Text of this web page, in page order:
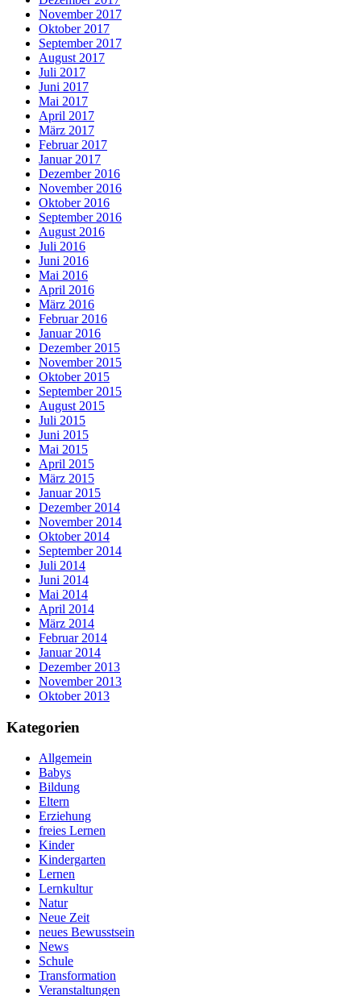
November 2017
Oktober 2017
September 2017
August 2017
Juli 2017
Juni 2017
Mai 2017
April 2017
März 2017
Februar 2017
Januar 2017
Dezember 2016
November 2016
Oktober 2016
September 2016
August 2016
Juli 2016
Juni 2016
Mai 2016
April 2016
März 2016
Februar 2016
Januar 2016
Dezember 2015
November 2015
Oktober 2015
September 2015
August 2015
Juli 2015
Juni 2015
Mai 2015
April 2015
März 2015
Januar 2015
Dezember 2014
November 2014
Oktober 2014
September 2014
Juli 2014
Juni 2014
Mai 2014
April 2014
März 2014
Februar 2014
Januar 2014
Dezember 2013
November 2013
Oktober 2013
Kategorien
Allgemein
Babys
Bildung
Eltern
Erziehung
freies Lernen
Kinder
Kindergarten
Lernen
Lernkultur
Natur
Neue Zeit
neues Bewusstsein
News
Schule
Transformation
Veranstaltungen